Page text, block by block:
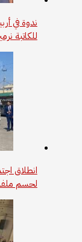
ندوة في
للكاتبة
انطلاق
لحسم ملف